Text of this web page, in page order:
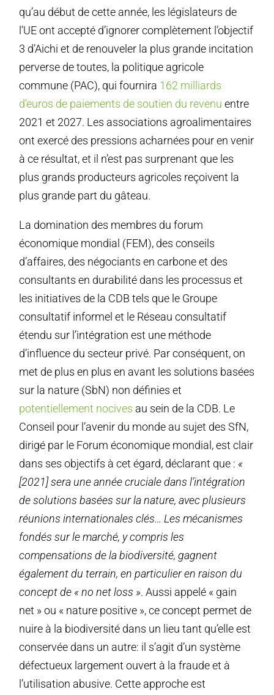
qu’au début de cette année, les législateurs de
l’UE ont accepté d’ignorer complètement l’objectif
3 d’Aichi et de renouveler la plus grande incitation
perverse de toutes, la politique agricole
commune (PAC), qui fournira 162 milliards
d’euros de paiements de soutien du revenu entre
2021 et 2027. Les associations agroalimentaires
ont exercé des pressions acharnées pour en venir
à ce résultat, et il n’est pas surprenant que les
plus grands producteurs agricoles reçoivent la
plus grande part du gâteau.
La domination des membres du forum
économique mondial (FEM), des conseils
d’affaires, des négociants en carbone et des
consultants en durabilité dans les processus et
les initiatives de la CDB tels que le Groupe
consultatif informel et le Réseau consultatif
étendu sur l’intégration est une méthode
d’influence du secteur privé. Par conséquent, on
met de plus en plus en avant les solutions basées
sur la nature (SbN) non définies et
potentiellement nocives au sein de la CDB. Le
Conseil pour l’avenir du monde au sujet des SfN,
dirigé par le Forum économique mondial, est clair
dans ses objectifs à cet égard, déclarant que : «
[2021] sera une année cruciale dans l’intégration
de solutions basées sur la nature, avec plusieurs
réunions internationales clés… Les mécanismes
fondés sur le marché, y compris les
compensations de la biodiversité, gagnent
également du terrain, en particulier en raison du
concept de « no net loss ». Aussi appelé « gain
net » ou « nature positive », ce concept permet de
nuire à la biodiversité dans un lieu tant qu’elle est
conservée dans un autre: il s’agit d’un système
défectueux largement ouvert à la fraude et à
l’utilisation abusive. Cette approche est